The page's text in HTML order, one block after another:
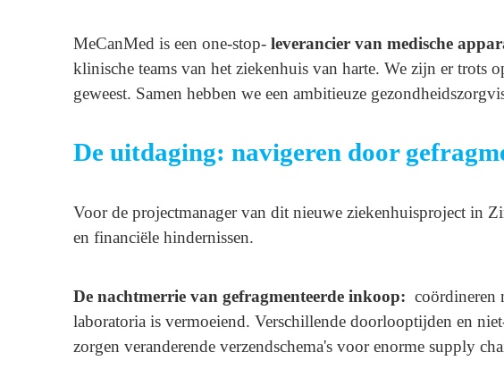
MeCanMed is een one-stop- leverancier van medische
klinische teams van het ziekenhuis van harte. We zijn er trots
geweest. Samen hebben we een ambitieuze
De uitdaging: navigeren door
Voor de projectmanager van dit nieuwe ziekenhuisproject in
en financiële hindernissen.
De nachtmerrie van gefragmenteerde inkoop: coördineren
laboratoria is vermoeiend. Verschillende doorlooptijden en
zorgen veranderende verzendschema's voor enorme supply